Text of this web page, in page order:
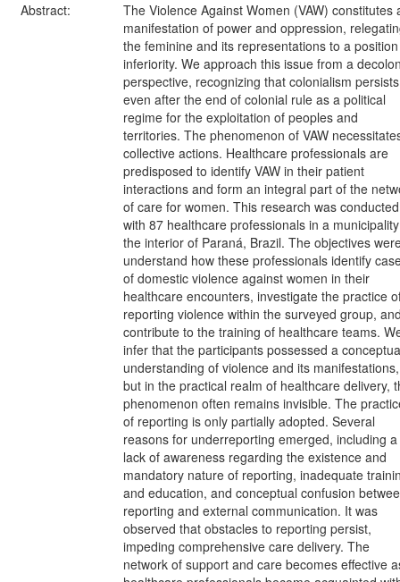
Abstract:
The Violence Against Women (VAW) constitutes
manifestation of power and oppression,
the feminine and its representations to a
inferiority. We approach this issue from a
perspective, recognizing that colonialism persists
even after the end of colonial rule as a political
regime for the exploitation of peoples and
territories. The phenomenon of VAW
collective actions. Healthcare professionals are
predisposed to identify VAW in their patient
interactions and form an integral part of the
of care for women. This research was conducted
with 87 healthcare professionals in a
the interior of Paraná, Brazil. The objectives
understand how these professionals identify
of domestic violence against women in their
healthcare encounters, investigate the practice
reporting violence within the surveyed group,
contribute to the training of healthcare teams.
infer that the participants possessed a
understanding of violence and its manifestations,
but in the practical realm of healthcare delivery,
phenomenon often remains invisible. The
of reporting is only partially adopted. Several
reasons for underreporting emerged, including a
lack of awareness regarding the existence and
mandatory nature of reporting, inadequate
and education, and conceptual confusion
reporting and external communication. It was
observed that obstacles to reporting persist,
impeding comprehensive care delivery. The
network of support and care becomes effective